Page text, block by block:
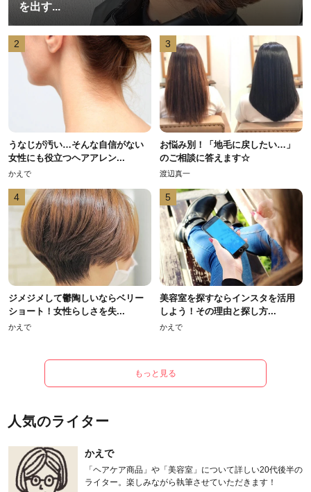
を出す...
2
うなじが汚い…そんな自信がない
女性にも役立つヘアアレン...
かえで
3
お悩み別！「地毛に戻したい…」
のご相談に答えます☆
渡辺真一
4
ジメジメして鬱陶しいならベリー
ショート！女性らしさを失...
かえで
5
美容室を探すならインスタを活用
しよう！その理由と探し方...
かえで
もっと見る
人気のライター
かえで
「ヘアケア商品」や「美容室」について詳しい20代後半の
ライター。楽しみながら執筆させていただきます！